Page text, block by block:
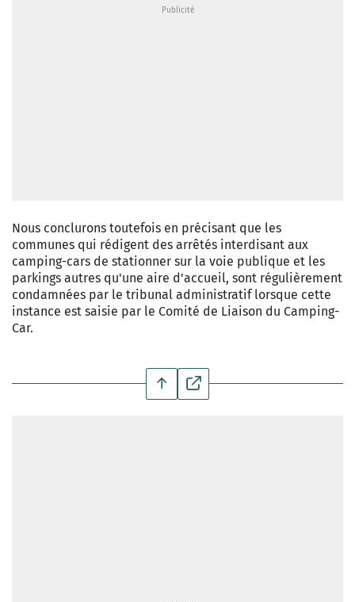
Nous conclurons toutefois en précisant que les
communes qui rédigent des arrêtés interdisant aux
camping-cars de stationner sur la voie publique et les
parkings autres qu'une aire d'accueil, sont régulièrement
condamnées par le tribunal administratif lorsque cette
instance est saisie par le Comité de Liaison du Camping-
Car.